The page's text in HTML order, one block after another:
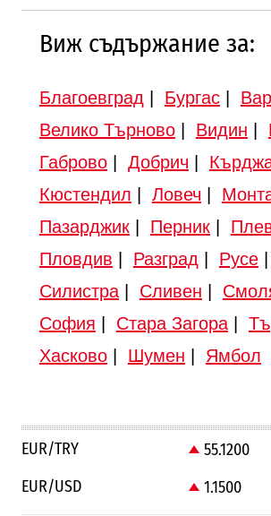
Виж съдържание за:
Благоевград Бургас|
Велико Търново| Видин
Габрово| Добрич
Кюстендил
Ловеч
Пазарджик| Перник|
Пловдив
Разград Русе|
Силистра| Сливен
София
Стара Загора|
Хасково| Шумен Ямбол
EUR/TRY 55.1200
EUR/USD
1.1500